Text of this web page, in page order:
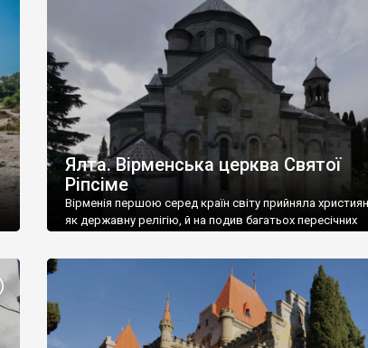
називаються «повстяками» (postaki)…” “Вино. Крим
виробляє відмінне вино і його вдосталь: воно все
легке біле і дуже […]
Ялта. Вірменська церква Святої
Ріпсіме
Вірменія першою серед країн світу прийняла
як державну релігію, й на подив багатьох пересічних